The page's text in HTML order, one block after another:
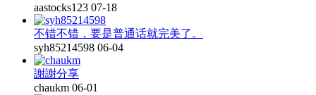
aastocks123 07-18
不错不错，要是普通话就完美了。
syh85214598 06-04
謝謝分享
chaukm 06-01